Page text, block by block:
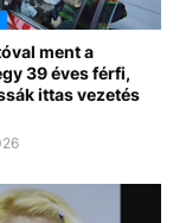
ment a
39 éves férfi,
ittas vezetés